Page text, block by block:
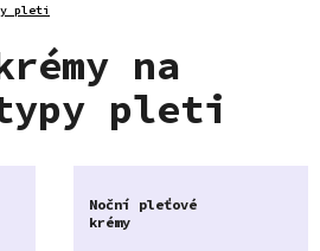
pleti
na
pleti
Noční pleťové
krémy